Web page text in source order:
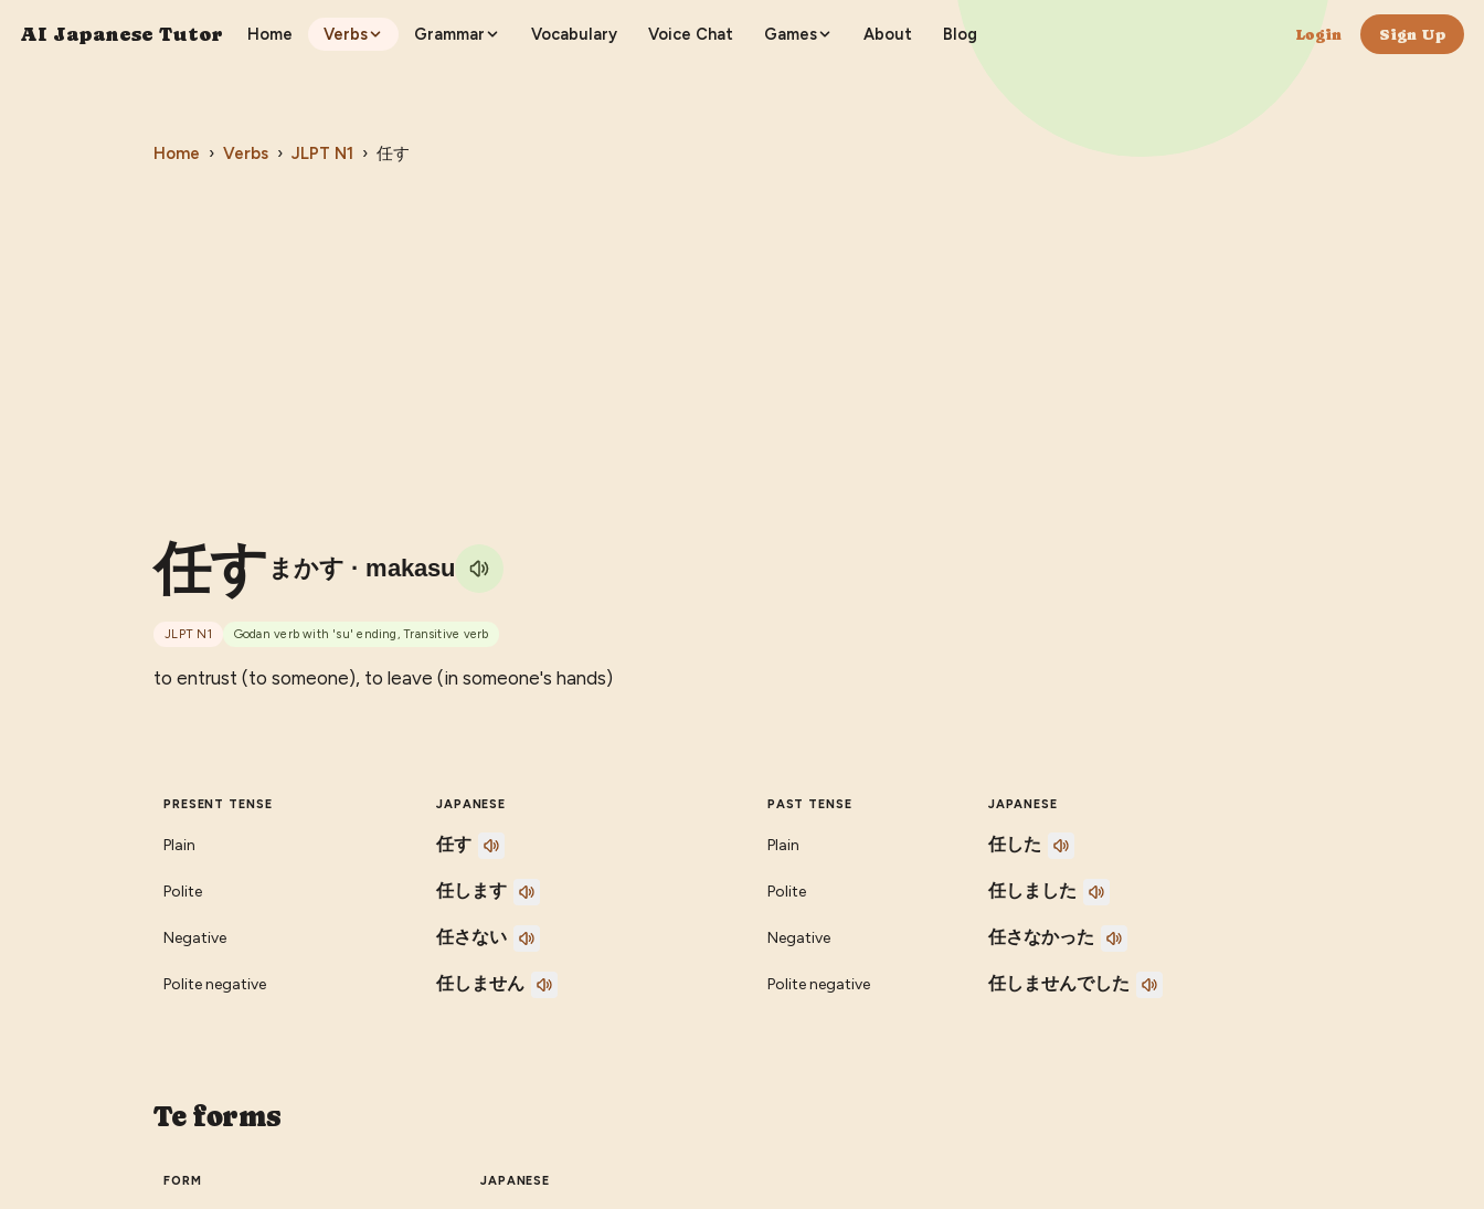
AI Japanese Tutor Home Verbs Grammar Vocabulary Voice Chat Games About Blog Login Sign Up
Home › Verbs › JLPT N1 › 任す
任す まかす · makasu
JLPT N1 Godan verb with 'su' ending, Transitive verb
to entrust (to someone), to leave (in someone's hands)
PRESENT TENSE JAPANESE
Plain 任す
Polite 任します
Negative 任さない
Polite negative 任しません
PAST TENSE JAPANESE
Plain 任した
Polite 任しました
Negative 任さなかった
Polite negative 任しませんでした
Te forms
FORM JAPANESE